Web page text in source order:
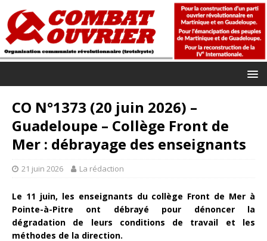
CO N°1373 (20 juin 2026) –
Guadeloupe – Collège Front de
Mer : débrayage des enseignants
21 juin 2026 La rédaction
Le 11 juin, les enseignants du collège Front de Mer à
Pointe-à-Pitre ont débrayé pour dénoncer la
dégradation de leurs conditions de travail et les
méthodes de la direction.